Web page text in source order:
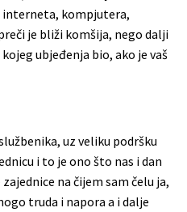
interneta, kompjutera,
je bliži komšija, nego dalji
ubjeđenja bio, ako je vaš
uz veliku podršku
i to je ono što nas i dan
na čijem sam čelu ja,
truda i napora a i dalje